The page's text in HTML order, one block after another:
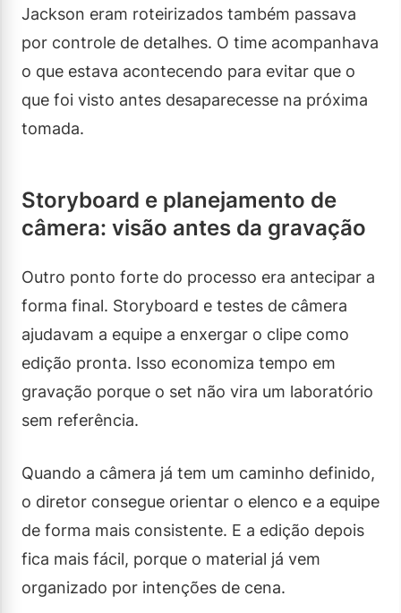
Jackson eram roteirizados também passava
por controle de detalhes. O time acompanhava
o que estava acontecendo para evitar que o
que foi visto antes desaparecesse na próxima
tomada.
Storyboard e planejamento de
câmera: visão antes da gravação
Outro ponto forte do processo era antecipar a
forma final. Storyboard e testes de câmera
ajudavam a equipe a enxergar o clipe como
edição pronta. Isso economiza tempo em
gravação porque o set não vira um laboratório
sem referência.
Quando a câmera já tem um caminho definido,
o diretor consegue orientar o elenco e a equipe
de forma mais consistente. E a edição depois
fica mais fácil, porque o material já vem
organizado por intenções de cena.